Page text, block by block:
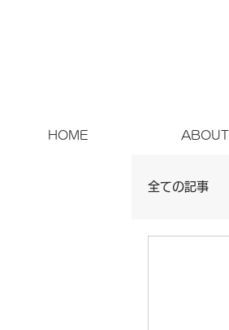
HOME ABOUT
全ての記事